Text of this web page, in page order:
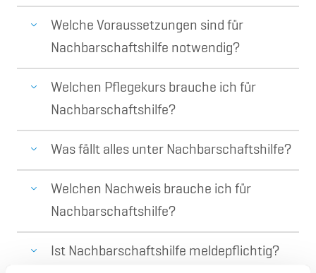
Welche Voraussetzungen sind für
Nachbarschaftshilfe notwendig?
Welchen Pflegekurs brauche ich für
Nachbarschaftshilfe?
Was fällt alles unter Nachbarschaftshilfe?
Welchen Nachweis brauche ich für
Nachbarschaftshilfe?
Ist Nachbarschaftshilfe meldepflichtig?